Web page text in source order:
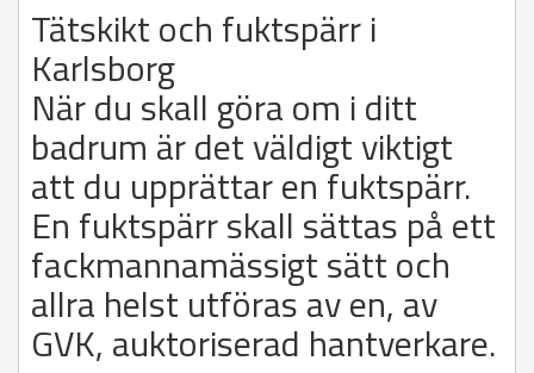
Tätskikt och fuktspärr i
Karlsborg
När du skall göra om i ditt
badrum är det väldigt viktigt
att du upprättar en fuktspärr.
En fuktspärr skall sättas på ett
fackmannamässigt sätt och
allra helst utföras av en, av
GVK, auktoriserad hantverkare.